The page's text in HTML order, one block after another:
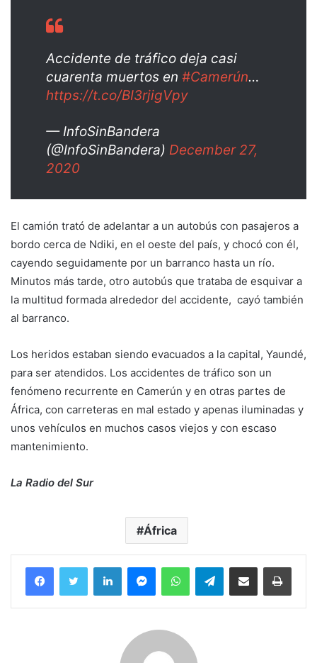
Accidente de tráfico deja casi
cuarenta muertos en #Camerún…
https://t.co/BI3rjigVpy
— InfoSinBandera
(@InfoSinBandera) December 27,
2020
El camión trató de adelantar a un autobús con pasajeros a
bordo cerca de Ndiki, en el oeste del país, y chocó con él,
cayendo seguidamente por un barranco hasta un río.
Minutos más tarde, otro autobús que trataba de esquivar a
la multitud formada alrededor del accidente, cayó también
al barranco.
Los heridos estaban siendo evacuados a la capital, Yaundé,
para ser atendidos. Los accidentes de tráfico son un
fenómeno recurrente en Camerún y en otras partes de
África, con carreteras en mal estado y apenas iluminadas y
unos vehículos en muchos casos viejos y con escaso
mantenimiento.
La Radio del Sur
África
FacebookTwitter LinkedInMessengerWhatsAppTelegramCompartir por correo electrónico